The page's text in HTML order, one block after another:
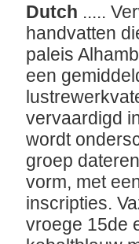
Dutch .....
handvatten
paleis
een
vervaardigd
wordt
groep
vorm, met
inscripties.
vroege 15de